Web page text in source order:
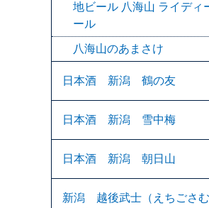
地ビール 八海山 ライディ
ール
八海山のあまさけ
日本酒 新潟 鶴の友
日本酒 新潟 雪中梅
日本酒 新潟 朝日山
新潟 越後武士（えちごさむ